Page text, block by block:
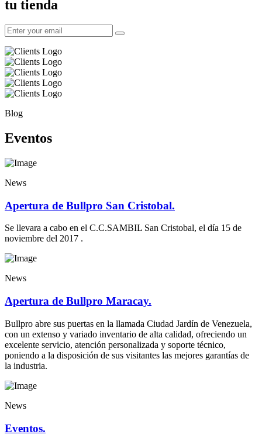
tu tienda
Blog
Eventos
News
Apertura de Bullpro San Cristobal.
Se llevara a cabo en el C.C.SAMBIL San Cristobal, el día 15 de
noviembre del 2017 .
News
Apertura de Bullpro Maracay.
Bullpro abre sus puertas en la llamada Ciudad Jardín de Venezuela,
con un extenso y variado inventario de alta calidad, ofreciendo un
excelente servicio, atención personalizada y soporte técnico,
poniendo a la disposición de sus visitantes las mejores garantías de
la industria.
News
Eventos.